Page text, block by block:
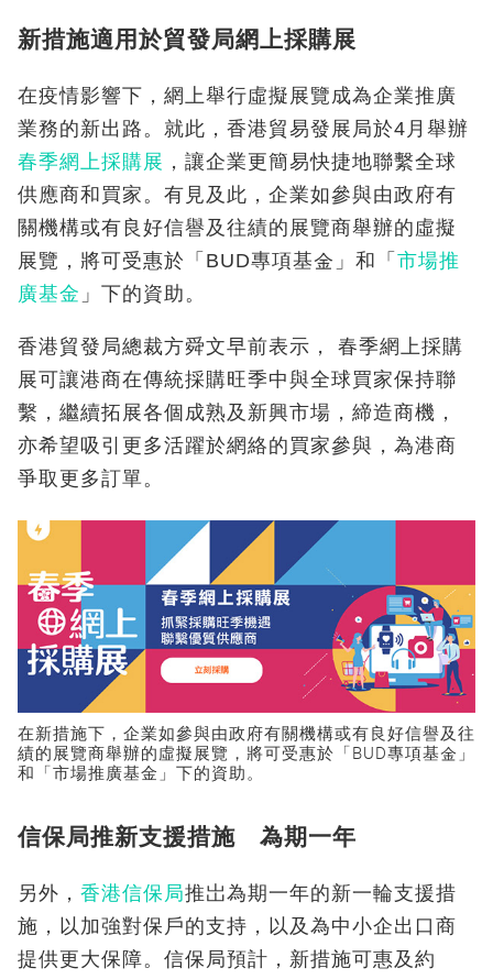
新措施適用於貿發局網上採購展
在疫情影響下，網上舉行虛擬展覽成為企業推廣
業務的新出路。就此，香港貿易發展局於4月舉辦
春季網上採購展 ，讓企業更簡易快捷地聯繫全球
供應商和買家。有見及此，企業如參與由政府有
關機構或有良好信譽及往績的展覽商舉辦的虛擬
展覽，將可受惠於「BUD專項基金」和「 市場推
廣基金 」下的資助。
香港貿發局總裁方舜文早前表示， 春季網上採購
展可讓港商在傳統採購旺季中與全球買家保持聯
繫，繼續拓展各個成熟及新興市場，締造商機，
亦希望吸引更多活躍於網絡的買家參與，為港商
爭取更多訂單。
在新措施下，企業如參與由政府有關機構或有良好信譽及往
績的展覽商舉辦的虛擬展覽，將可受惠於「BUD專項基金」
和「市場推廣基金」下的資助。
信保局推新支援措施 為期一年
另外， 香港信保局推岀為期一年的新一輪支援措
施，以加強對保戶的支持，以及為中小企出口商
提供更大保障。信保局預計，新措施可惠及約